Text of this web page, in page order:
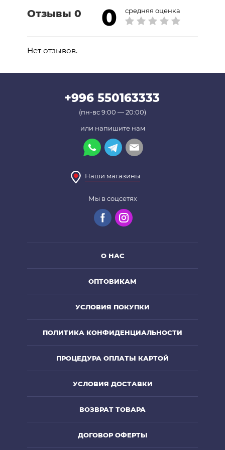
Можно стирать в стиральной машине
(используйте сетку для белья), химчистка
Отзывы 0 0 средняя оценка
Нет отзывов.
+996 550163333
(пн-вс 9:00 — 20:00)
или напишите нам
Наши магазины
Мы в соцсетях
О НАС
ОПТОВИКАМ
УСЛОВИЯ ПОКУПКИ
ПОЛИТИКА КОНФИДЕНЦИАЛЬНОСТИ
ПРОЦЕДУРА ОПЛАТЫ КАРТОЙ
УСЛОВИЯ ДОСТАВКИ
ВОЗВРАТ ТОВАРА
ДОГОВОР ОФЕРТЫ